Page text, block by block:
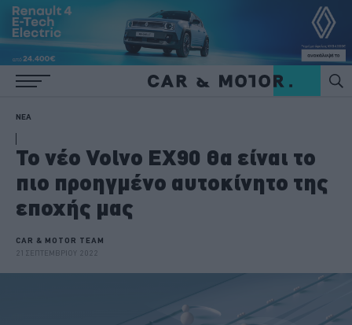
ΝΕΑ
Το νέο Volvo EX90 θα είναι το
πιο προηγμένο αυτοκίνητο της
εποχής μας
CAR & MOTOR TEAM
21 ΣΕΠΤΕΜΒΡΙΟΥ 2022